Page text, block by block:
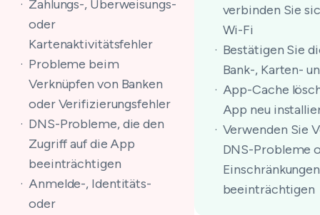
Zahlungs-, Überweisungs-
oder
Kartenaktivitätsfehler
Probleme beim
Verknüpfen von Banken
oder Verifizierungsfehler
DNS-Probleme, die den
Zugriff auf die App
beeinträchtigen
Anmelde-, Identitäts-
oder
verbinden Sie
Wi-Fi
Bestätigen Sie
Bank-, Karten-
App-Cache
App neu
Verwenden Sie
DNS-Probleme
beeinträchtigen